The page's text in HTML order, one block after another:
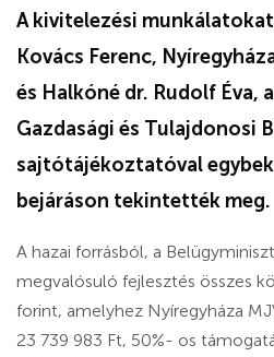
A kivitelezési
Kovács Ferenc,
és Halkóné dr. Rudolf Éva,
Gazdasági és Tulajdonosi
sajtótájékoztatóval
bejáráson tekintették meg.
A hazai forrásból, a
megvalósuló fejlesztés összes
forint, amelyhez Nyíregyháza
23 739 983 Ft, 50%- os